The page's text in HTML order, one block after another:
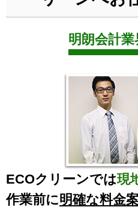
明朗会計
ECOクリーンでは現
作業前に明確な料金